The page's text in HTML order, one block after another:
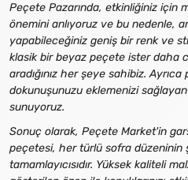
Peçete Pazarında, etkinliğiniz için
önemini anlıyoruz ve bu nedenle,
yapabileceğiniz geniş bir renk ve
klasik bir beyaz peçete ister daha
aradığınız her şeye sahibiz.
dokunuşunuzu eklemenizi
sunuyoruz.
Sonuç olarak, Peçete Market'in
peçetesi, her türlü sofra düzeninin
tamamlayıcısıdır. Yüksek kaliteli